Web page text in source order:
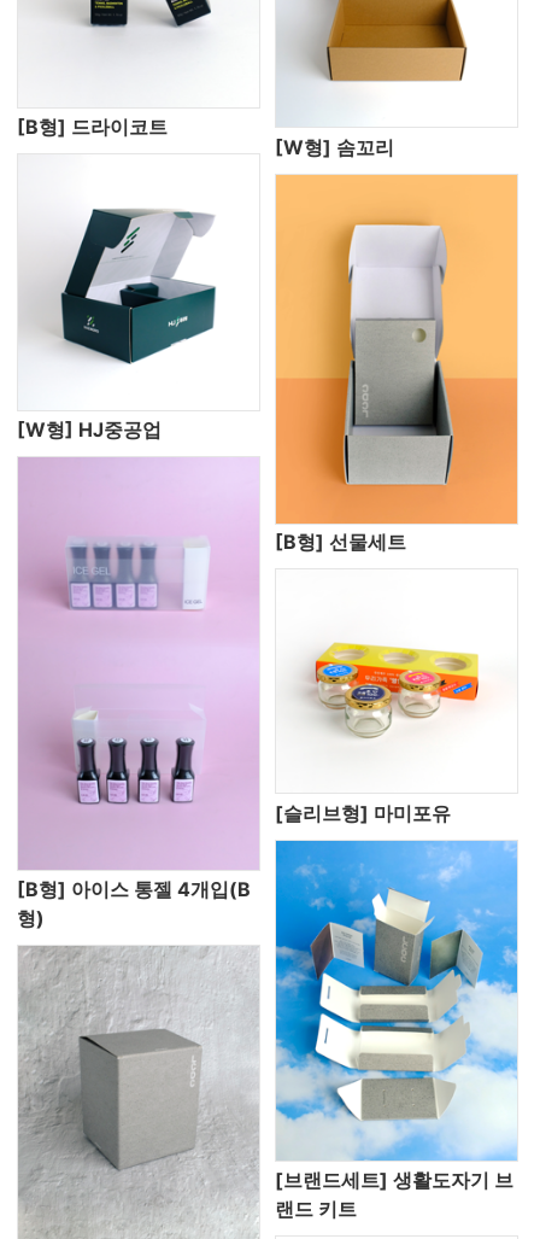
[B형] 드라이코트
[W형] 솜꼬리
[W형] HJ중공업
[B형] 선물세트
[B형] 아이스 통젤 4개입(B
형)
[슬리브형] 마미포유
[브랜드세트] 생활도자기 브
랜드 키트